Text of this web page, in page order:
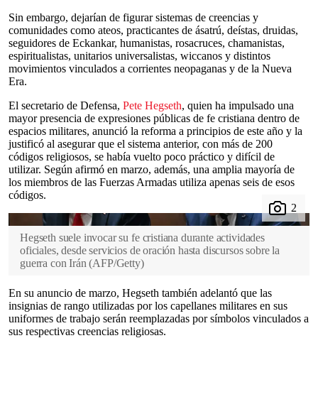
Sin embargo, dejarían de figurar sistemas de creencias y
comunidades como ateos, practicantes de ásatrú, deístas, druidas,
seguidores de Eckankar, humanistas, rosacruces, chamanistas,
espiritualistas, unitarios universalistas, wiccanos y distintos
movimientos vinculados a corrientes neopaganas y de la Nueva
Era.
El secretario de Defensa, Pete Hegseth, quien ha impulsado una
mayor presencia de expresiones públicas de fe cristiana dentro de
espacios militares, anunció la reforma a principios de este año y la
justificó al asegurar que el sistema anterior, con más de 200
códigos religiosos, se había vuelto poco práctico y difícil de
utilizar. Según afirmó en marzo, además, una amplia mayoría de
los miembros de las Fuerzas Armadas utiliza apenas seis de esos
códigos.
Hegseth suele invocar su fe cristiana durante actividades
oficiales, desde servicios de oración hasta discursos sobre la
guerra con Irán (AFP/Getty)
En su anuncio de marzo, Hegseth también adelantó que las
insignias de rango utilizadas por los capellanes militares en sus
uniformes de trabajo serán reemplazadas por símbolos vinculados a
sus respectivas creencias religiosas.